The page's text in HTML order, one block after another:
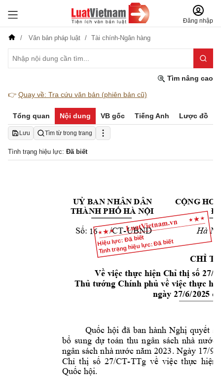
Đăng nhập
Văn bản pháp luật Tài chính-Ngân hàng
Tìm nâng cao
👉 Quay về: Tra cứu văn bản (phiên bản cũ)
Tổng quan Nội dung VB gốc Tiếng Anh Lược đồ
Lưu Tìm từ trong trang
Tình trạng hiệu lực: Đã biết
Hiệu lực: Đã biết
Tình trạng hiệu lực: Đã biết
UỶ BAN NHÂN DÂN
CỘNG
THÀNH PHỐ HÀ NỘI
Số: /CT-UBND Hà
CHỈ
Về việc thực hiện Chỉ thị số 27/
Thủ tướng Chính phủ về việc thực
ngày 27/6/2025
Quốc hội đã ban hành Nghị quyết
bổ sung dự toán thu ngân sách nhà nước
ngân sách nhà nước năm 2023. Ngày 17/9/
Chỉ thị số 27/CT-TTg về việc thực hiện
Quốc hội.
16